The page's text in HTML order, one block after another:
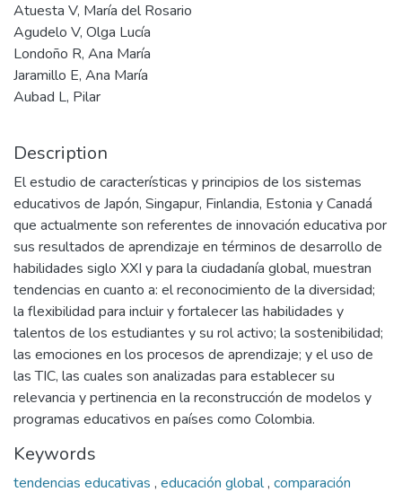
Atuesta V, María del Rosario
Agudelo V, Olga Lucía
Londoño R, Ana María
Jaramillo E, Ana María
Aubad L, Pilar
Description
El estudio de características y principios de los sistemas
educativos de Japón, Singapur, Finlandia, Estonia y Canadá
que actualmente son referentes de innovación educativa por
sus resultados de aprendizaje en términos de desarrollo de
habilidades siglo XXI y para la ciudadanía global, muestran
tendencias en cuanto a: el reconocimiento de la diversidad;
la flexibilidad para incluir y fortalecer las habilidades y
talentos de los estudiantes y su rol activo; la sostenibilidad;
las emociones en los procesos de aprendizaje; y el uso de
las TIC, las cuales son analizadas para establecer su
relevancia y pertinencia en la reconstrucción de modelos y
programas educativos en países como Colombia.
Keywords
tendencias educativas , educación global, comparación